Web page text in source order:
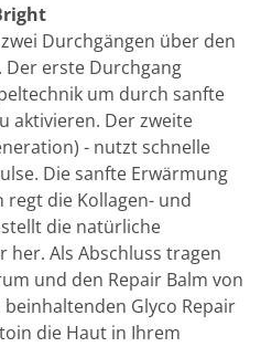
Durchgängen über den
erste Durchgang
um durch sanfte
aktivieren. Der zweite
- nutzt schnelle
Die sanfte Erwärmung
die Kollagen- und
die natürliche
her. Als Abschluss tragen
und den Repair Balm von
Glyco Repair
die Haut in Ihrem